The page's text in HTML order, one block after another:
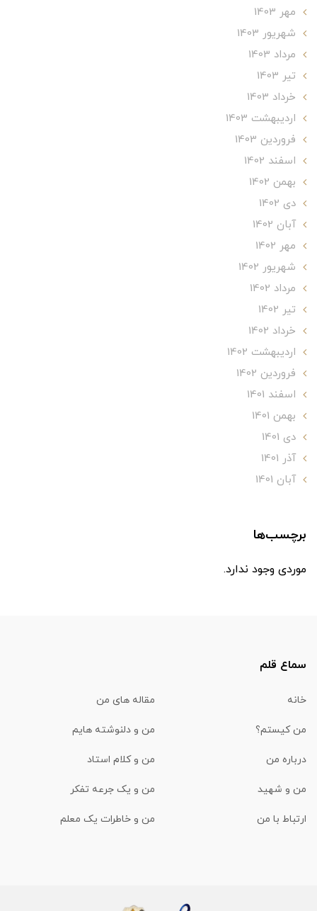
مهر 1403
شهریور 1403
مرداد 1403
تير 1403
خرداد 1403
ارديبهشت 1403
فروردین 1403
اسفند 1402
بهمن 1402
دی 1402
آبان 1402
مهر 1402
شهریور 1402
مرداد 1402
تير 1402
خرداد 1402
ارديبهشت 1402
فروردین 1402
اسفند 1401
بهمن 1401
دی 1401
آذر 1401
آبان 1401
برچسب‌ها
موردی وجود ندارد.
سماع قلم
خانه مقاله های من
من کیستم؟ من و دلنوشته هایم
درباره من من و کلام استاد
من و شهید من و یک جرعه تفکر
ارتباط با من من و خاطرات یک معلم